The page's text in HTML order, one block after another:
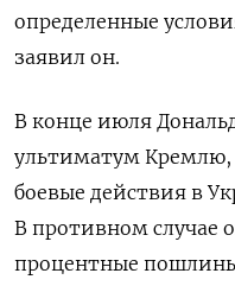
определенные
заявил он.
В конце июля
ультиматум Кремлю,
боевые действия в
В противном случае
процентные